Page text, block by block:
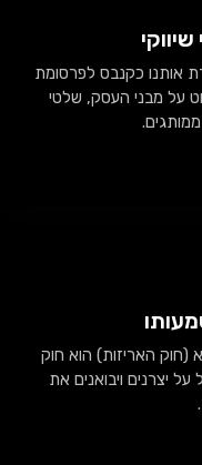
אותנו כקנבס לפרסומת
על מבני העסק, שלטי
האריזות) הוא חוק
ובעצם מטיל על יצרנים ויבואנים את